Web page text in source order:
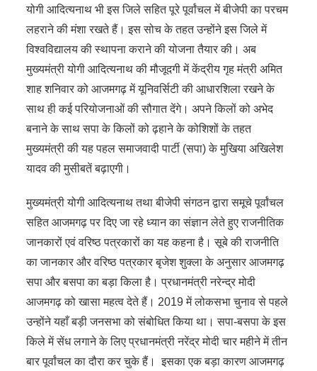
योगी आदित्यनाथ भी इस जिले सहित पूरे पूर्वांचल में बीजेपी का परचम
लहराने की मंशा रखते हैं। इस सोच के तहत उन्होंने इस जिले में
विश्वविद्यालय की स्थापना कराने की योजना तैयार की। अब
मुख्यमंत्री योगी आदित्यनाथ की मौजूदगी में केंद्रीय गृह मंत्री अमित
शाह शनिवार को आजमगढ़ में यूनिवर्सिटी की आधारशिला रखने के
साथ ही कई परियोजनाओं की सौगात देंगे। अपने किलों को अभेद
बनाने के साथ सपा के किलों को ढ़हाने के कोशिशों के तहत
मुख्यमंत्री की यह पहल समाजवादी पार्टी (सपा) के मुखिया अखिलेश
यादव की मुसीबतें बढ़ाएगी।
मुख्यमंत्री योगी आदित्यनाथ तथा बीजेपी संगठन द्वारा समूचे पूर्वांचल
सहित आजमगढ़ पर दिए जा रहे ध्यान का संज्ञान लेते हुए राजनीतिक
जानकारों एवं वरिष्ठ पत्रकारों का यह कहना है। सूबे की राजनीति
का जानकार और वरिष्ठ पत्रकार बृजेश शुक्ला के अनुसार आजमगढ़
सपा और बसपा का बड़ा किला है। प्रधानमंत्री नरेन्द्र मोदी
आजमगढ़ को खासा महत्व देते हैं। 2019 में लोकसभा चुनाव से पहले
उन्होंने यहाँ बड़ी जनसभा को संबोधित किया था। सपा-बसपा के इस
किले में सेंध लगाने के लिए प्रधानमंत्री नरेंद्र मोदी चार महीने में तीन
बार पूर्वांचल का दौरा कर चुके हैं। इसका एक बड़ा कारण आजमगढ़